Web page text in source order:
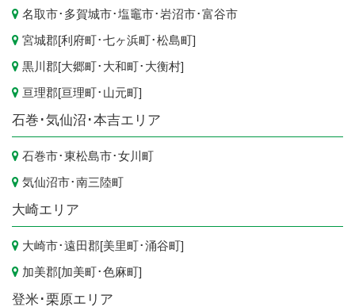
名取市･ 多賀城市･塩竈市･岩沼市･富谷市
宮城郡[利府町･七ヶ浜町･松島町]
黒川郡[大郷町･ 大和町･ 大衡村]
亘理郡[亘理町･ 山元町]
石巻･気仙沼･本吉エリア
石巻市･東松島市･女川町
気仙沼市･南三陸町
大崎エリア
大崎市･遠田郡[美里町･涌谷町]
加美郡[加美町･色麻町]
登米･栗原エリア